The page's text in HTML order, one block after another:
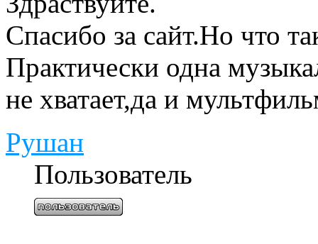
Спасибо за сайт.Но что
Практически одна
не хватает,да и
Рушан
Пользователь